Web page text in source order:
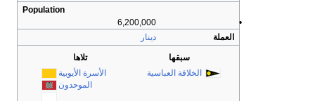
Population
•
6,200,000
العملة
دينار
سبقها
تلاها
الخلافة العباسية
الأسرة الأيوبية
الموحدون